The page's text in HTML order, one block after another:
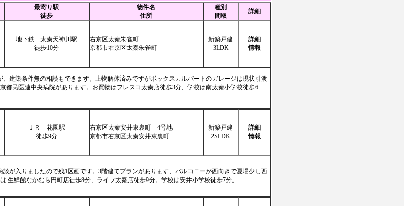
最寄り駅
徒歩
物件名
住所
種別
間取
詳細
地下鉄 太秦天神川駅
徒歩10分
右京区太秦朱雀町
京都市右京区太秦朱雀町
新築戸建
3LDK
詳細
情報
、建築条件無の相談もできます。上物解体済みですがボックスカルバートのガレージは現状引渡
都民医連中央病院があります。お買物はフレスコ太秦店徒歩3分、学校は南太秦小学校徒歩6
ＪＲ 花園駅
徒歩9分
右京区太秦安井東裏町 4号地
京都市右京区太秦安井東裏町
新築戸建
2SLDK
詳細
情報
談が入りましたので残1区画です。3階建てプランがあります、バルコニーが西向きで夏場少し西
生鮮館なかむら円町店徒歩8分、ライフ太秦店徒歩9分。学校は安井小学校徒歩7分。